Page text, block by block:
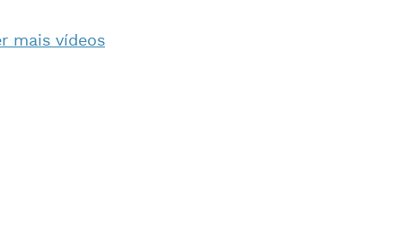
mais vídeos